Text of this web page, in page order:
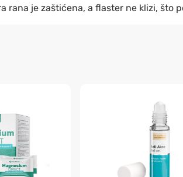
rana je zaštićena, a flaster ne klizi, što